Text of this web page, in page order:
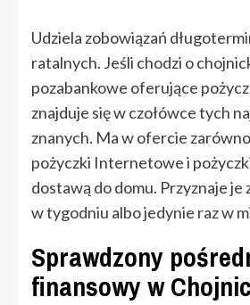
Udziela zobowiązań
ratalnych. Jeśli chodzi o
pozabankowe oferujące
znajduje się w czołówce tych
znanych. Ma w ofercie
pożyczki Internetowe i
dostawą do domu. Przyznaje je
w tygodniu albo jedynie raz w
Sprawdzony
finansowy w